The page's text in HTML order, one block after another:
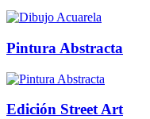
Pintura Abstracta
Edición Street Art